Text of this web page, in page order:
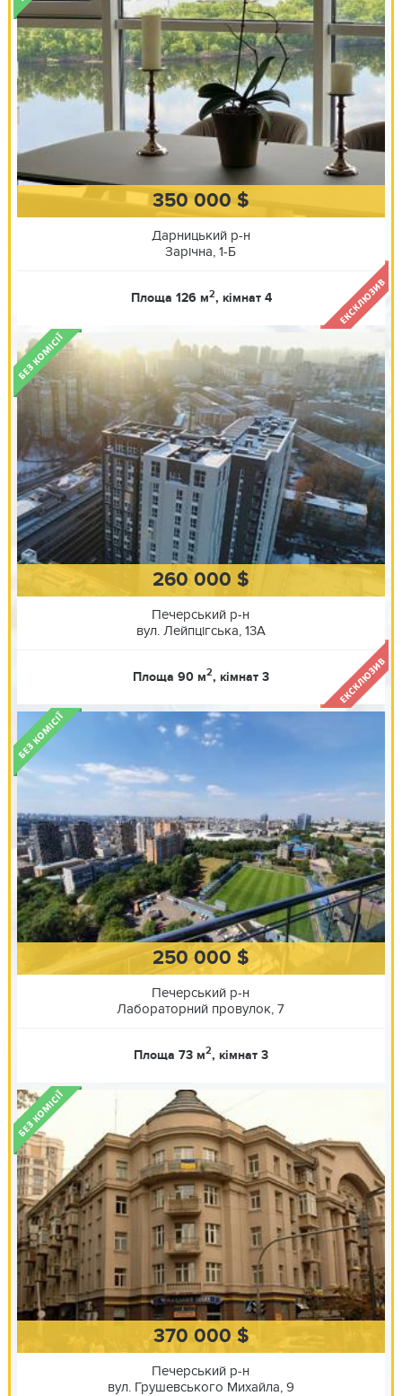
350 000 $
Дарницький р-н
Зарічна, 1-Б
Площа 126 м2, кімнат 4
260 000 $
Печерський р-н
вул. Лейпцігська, 13А
Площа 90 м2, кімнат 3
250 000 $
Печерський р-н
Лабораторний провулок, 7
Площа 73 м2, кімнат 3
370 000 $
Печерський р-н
вул. Грушевського Михайла, 9